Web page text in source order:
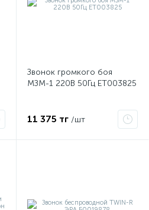
Звонок громкого боя
МЗМ-1 220В 50Гц ET003825
11 375 тг /шт